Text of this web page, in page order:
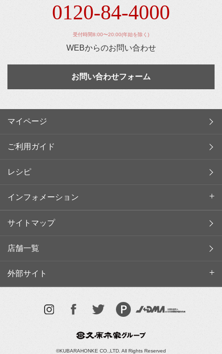
0120-84-4000
受付時間8:00〜20:00(年始を除く)
WEBからのお問い合わせ
お問い合わせフォーム
マイページ
ご利用ガイド
レシピ
インフォメーション
サイトマップ
店舗一覧
外部サイト
©KUBARAHONKE CO.,LTD. All Rights Reserved